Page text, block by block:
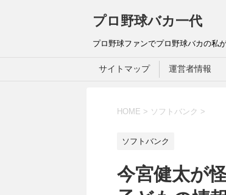
プロ野球バカ一代
プロ野球ファンでプロ野球バカの私
サイトマップ 運営者情報
HOME > ソフトバンク >
ソフトバンク
今宮健太が